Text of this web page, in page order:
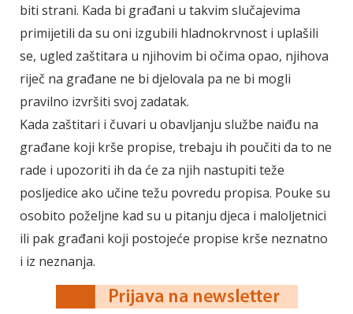
biti strani. Kada bi građani u takvim slučajevima
primijetili da su oni izgubili hladnokrvnost i uplašili
se, ugled zaštitara u njihovim bi očima opao, njihova
riječ na građane ne bi djelovala pa ne bi mogli
pravilno izvršiti svoj zadatak.
Kada zaštitari i čuvari u obavljanju službe naiđu na
građane koji krše propise, trebaju ih poučiti da to ne
rade i upozoriti ih da će za njih nastupiti teže
posljedice ako učine težu povredu propisa. Pouke su
osobito poželjne kad su u pitanju djeca i maloljetnici
ili pak građani koji postojeće propise krše neznatno
i iz neznanja.